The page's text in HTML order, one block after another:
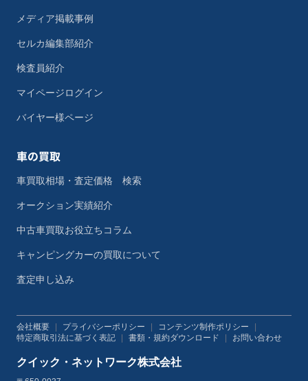
メディア掲載事例
セルカ編集部紹介
検査員紹介
マイページログイン
バイヤー様ページ
車の買取
車買取相場・査定価格 検索
オークション実績紹介
中古車買取お役立ちコラム
キャンピングカーの買取について
査定申し込み
会社概要 プライバシーポリシー コンテンツ制作ポリシー
特定商取引法に基づく表記
書類・規約ダウンロード お問い合わせ
クイック・ネットワーク株式会社